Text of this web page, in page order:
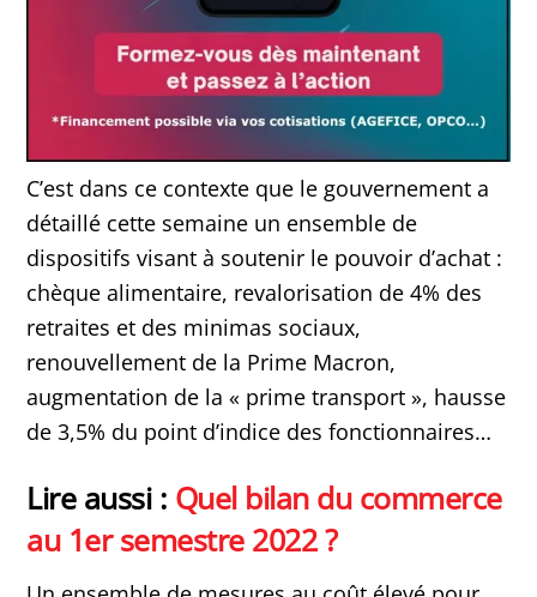
C’est dans ce contexte que le gouvernement a
détaillé cette semaine un ensemble de
dispositifs visant à soutenir le pouvoir d’achat :
chèque alimentaire, revalorisation de 4% des
retraites et des minimas sociaux,
renouvellement de la Prime Macron,
augmentation de la « prime transport », hausse
de 3,5% du point d’indice des fonctionnaires…
Lire aussi : Quel bilan du commerce
au 1er semestre 2022 ?